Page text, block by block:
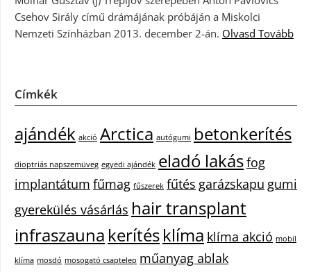
Csehov Sirály című drámájának próbáján a Miskolci
Nemzeti Színházban 2013. december 2-án. Olvasd Tovább
Címkék
ajándék akció Arctica autógumi betonkerítés
dioptriás napszemüveg egyedi ajándék eladó lakásfog
implantátum fűmag fűszerek fűtés garázskapu gumi
gyerekülés vásárlás hair transplant
infraszauna kerítésklíma klíma akció mobil
klíma mosdó mosogató csaptelep műanyag ablak